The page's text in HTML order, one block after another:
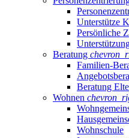
Unterstütze
Persönliche
Beratung
Familien-
Beratung
Wohnen
Wohnschule